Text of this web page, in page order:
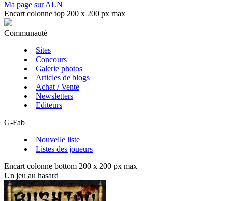
Ma page sur ALN
Encart colonne top 200 x 200 px max
Communauté
Sites
Concours
Galerie photos
Articles de blogs
Achat / Vente
Newsletters
Editeurs
G-Fab
Nouvelle liste
Listes des joueurs
Encart colonne bottom 200 x 200 px max
Un jeu au hasard